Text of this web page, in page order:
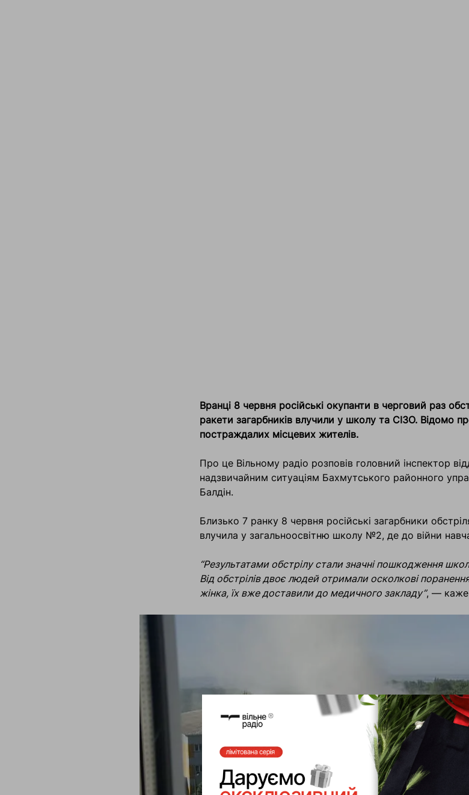
Вранці 8 червня російські окупанти в черговий раз
ракети загарбників влучили у школу та СІЗО. Відомо
постраждалих місцевих жителів.
Про це Вільному радіо розповів головний інспектор
надзвичайним ситуаціям Бахмутського районного
Балдін.
Близько 7 ранку 8 червня російські загарбники
влучила у загальноосвітню школу №2, де до війни
“Результатами обстрілу стали значні пошкодження
Від обстрілів двоє людей отримали осколкові
жінка, їх вже доставили до медичного закладу”, — каже